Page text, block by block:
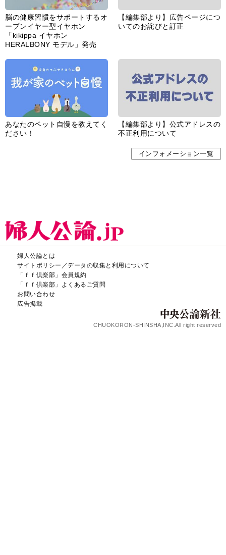
脳の健康習慣をサポートするオ
ープンイヤー型イヤホン
「kikippa イヤホン
HERALBONY モデル」発売
【編集部より】広告ページにつ
いてのお詫びと訂正
あなたのペット自慢を教えてく
ださい！
【編集部より】公式アドレスの
不正利用について
インフォメーション一覧
婦人公論とは
サイトポリシー／データの収集と利用について
「ｆｆ倶楽部」会員規約
「ｆｆ倶楽部」よくあるご質問
お問い合わせ
広告掲載
CHUOKORON-SHINSHA,INC.All right reserved